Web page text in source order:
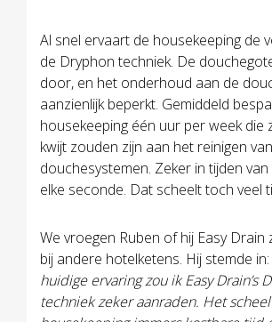
Al snel ervaart de housekeeping de
de Dryphon techniek. De
door, en het onderhoud aan de
aanzienlijk beperkt. Gemiddeld
housekeeping één uur per week die
kwijt zouden zijn aan het reinigen
douchesystemen. Zeker in tijden
elke seconde. Dat scheelt toch veel
We vroegen Ruben of hij Easy
bij andere hotelketens. Hij stemde in:
huidige ervaring zou ik Easy Drain’s
techniek zeker aanraden. Het